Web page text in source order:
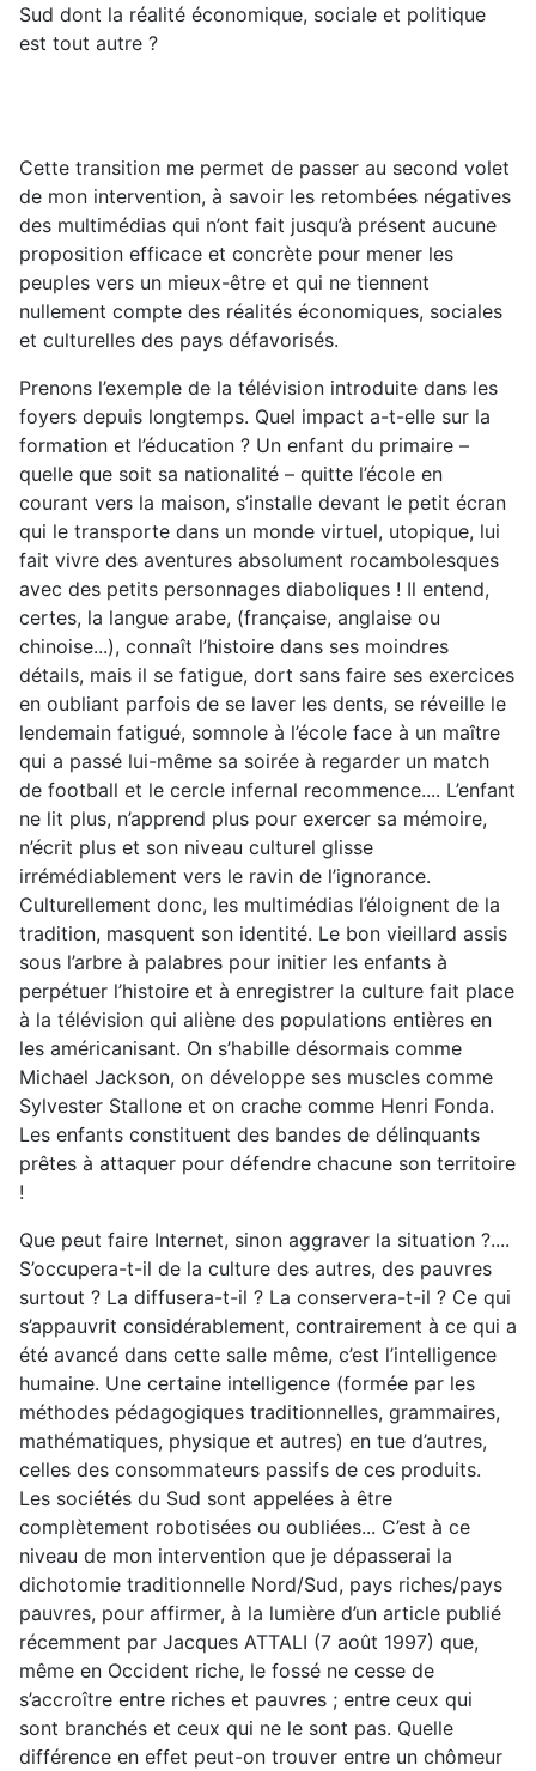
Sud dont la réalité économique, sociale et politique
est tout autre ?
Cette transition me permet de passer au second volet
de mon intervention, à savoir les retombées négatives
des multimédias qui n’ont fait jusqu’à présent aucune
proposition efficace et concrète pour mener les
peuples vers un mieux-être et qui ne tiennent
nullement compte des réalités économiques, sociales
et culturelles des pays défavorisés.
Prenons l’exemple de la télévision introduite dans les
foyers depuis longtemps. Quel impact a-t-elle sur la
formation et l’éducation ? Un enfant du primaire –
quelle que soit sa nationalité – quitte l’école en
courant vers la maison, s’installe devant le petit écran
qui le transporte dans un monde virtuel, utopique, lui
fait vivre des aventures absolument rocambolesques
avec des petits personnages diaboliques ! Il entend,
certes, la langue arabe, (française, anglaise ou
chinoise...), connaît l’histoire dans ses moindres
détails, mais il se fatigue, dort sans faire ses exercices
en oubliant parfois de se laver les dents, se réveille le
lendemain fatigué, somnole à l’école face à un maître
qui a passé lui-même sa soirée à regarder un match
de football et le cercle infernal recommence.... L’enfant
ne lit plus, n’apprend plus pour exercer sa mémoire,
n’écrit plus et son niveau culturel glisse
irrémédiablement vers le ravin de l’ignorance.
Culturellement donc, les multimédias l’éloignent de la
tradition, masquent son identité. Le bon vieillard assis
sous l’arbre à palabres pour initier les enfants à
perpétuer l’histoire et à enregistrer la culture fait place
à la télévision qui aliène des populations entières en
les américanisant. On s’habille désormais comme
Michael Jackson, on développe ses muscles comme
Sylvester Stallone et on crache comme Henri Fonda.
Les enfants constituent des bandes de délinquants
prêtes à attaquer pour défendre chacune son territoire
!
Que peut faire Internet, sinon aggraver la situation ?....
S’occupera-t-il de la culture des autres, des pauvres
surtout ? La diffusera-t-il ? La conservera-t-il ? Ce qui
s’appauvrit considérablement, contrairement à ce qui a
été avancé dans cette salle même, c’est l’intelligence
humaine. Une certaine intelligence (formée par les
méthodes pédagogiques traditionnelles, grammaires,
mathématiques, physique et autres) en tue d’autres,
celles des consommateurs passifs de ces produits.
Les sociétés du Sud sont appelées à être
complètement robotisées ou oubliées... C’est à ce
niveau de mon intervention que je dépasserai la
dichotomie traditionnelle Nord/Sud, pays riches/pays
pauvres, pour affirmer, à la lumière d’un article publié
récemment par Jacques ATTALI (7 août 1997) que,
même en Occident riche, le fossé ne cesse de
s’accroître entre riches et pauvres ; entre ceux qui
sont branchés et ceux qui ne le sont pas. Quelle
différence en effet peut-on trouver entre un chômeur